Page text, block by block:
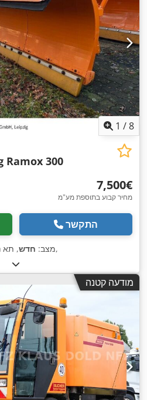
1 /8
Ramox 300
‏7,500 ‏€
מחיר קבוע בתוספת מע"מ
התקשר
מצב: חדש, תא ,
מודעה קטנה